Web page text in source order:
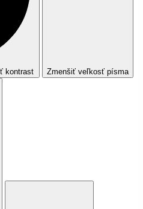
kontrast Zmenšiť veľkosť písma